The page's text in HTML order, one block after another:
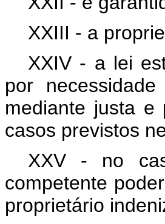
XXIII - a
XXIV - a lei
por
mediante justa e
casos previstos
XXV - no
competente
proprietário